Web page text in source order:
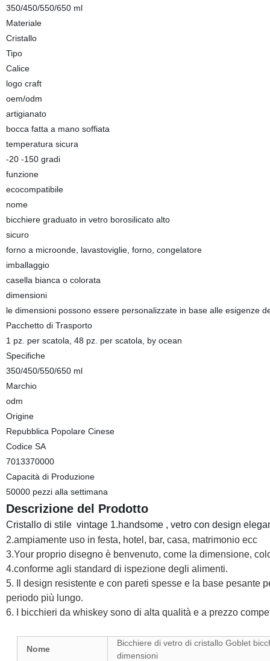
350/450/550/650 ml
Materiale
Cristallo
Tipo
Calice
logo craft
oem/odm
artigianato
bocca fatta a mano soffiata
temperatura sicura
-20 -150 gradi
funzione
ecocompatibile
nome
bicchiere graduato in vetro borosilicato alto
sicuro
forno a microonde, lavastoviglie, forno, congelatore
imballaggio
casella bianca o colorata
dimensioni
le dimensioni possono essere personalizzate in base alle esigenze
Pacchetto di Trasporto
1 pz. per scatola, 48 pz. per scatola, by ocean
Specifiche
350/450/550/650 ml
Marchio
odm
Origine
Repubblica Popolare Cinese
Codice SA
7013370000
Capacità di Produzione
50000 pezzi alla settimana
Descrizione del Prodotto
Cristallo di stile vintage 1.handsome , vetro con design
2.ampiamente uso in festa, hotel, bar, casa, matrimonio ecc
3.Your proprio disegno è benvenuto, come la dimensione,
4.conforme agli standard di ispezione degli alimenti.
5. Il design resistente e con pareti spesse e la base pesante
periodo più lungo.
6. I bicchieri da whiskey sono di alta qualità e a prezzo
Nome
Bicchiere di vetro di cristallo Goblet
dimensioni